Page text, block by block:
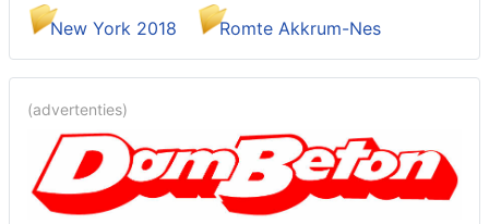
New York 2018
Romte Akkrum-Nes
(advertenties)